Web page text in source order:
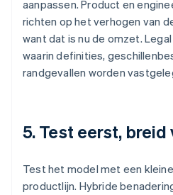
aanpassen. Product en
richten op het verhogen van
want dat is nu de omzet.
waarin definities,
randgevallen worden
5. Test eerst,
Test het model met een
productlijn. Hybride